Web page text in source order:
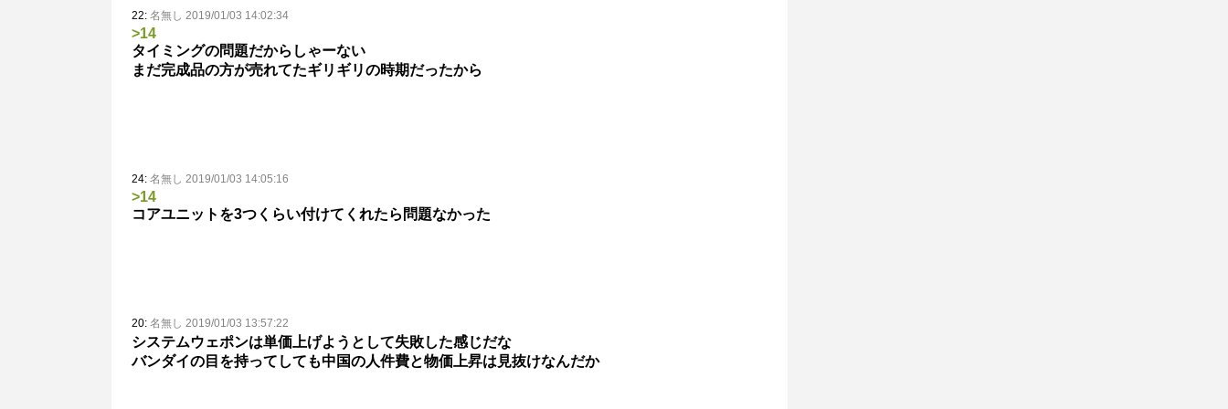
22: 名無し 2019/01/03 14:02:34
>14
タイミングの問題だからしゃーない
まだ完成品の方が売れてたギリギリの時期だったから
24: 名無し 2019/01/03 14:05:16
>14
コアユニットを3つくらい付けてくれたら問題なかった
20: 名無し 2019/01/03 13:57:22
システムウェポンは単価上げようとして失敗した感じだな
バンダイの目を持ってしても中国の人件費と物価上昇は見抜けなんだか